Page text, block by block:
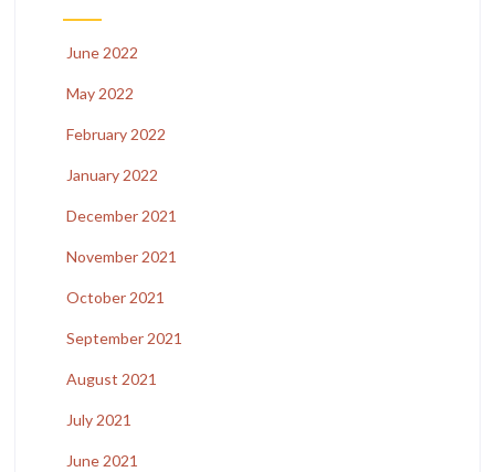
June 2022
May 2022
February 2022
January 2022
December 2021
November 2021
October 2021
September 2021
August 2021
July 2021
June 2021